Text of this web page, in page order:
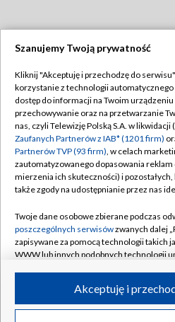
TVP
Abonament TVP
Emisja w TVP
Centrum informacji TVP
Naziemna Telewizja Cyfrowa
Rada Programowa
System NOS
Informacje o nadawcy
Program dla prasy
Polityka
Moje
©2026 Telewizja
Szanujemy Twoją prywatność
Kliknij "Akceptuję i przechodzę do
korzystanie z technologii automatycznego
dostęp do informacji na Twoim
przechowywanie oraz na przetwarzanie
nas, czyli Telewizję Polską S.A. w likwidacji
Zaufanych Partnerów z IAB* (1201 firm)
Partnerów TVP (93 firm), w celach
zautomatyzowanego dopasowania
mierzenia ich skuteczności) i
także zgody na udostępnianie przez nas
Twoje dane osobowe zbierane podczas
poszczególnych serwisówzwanych dalej
zapisywane za pomocą technologii takich
WWW lub innych podobnych technologii
ruchu w Internecie.Akceptuję i